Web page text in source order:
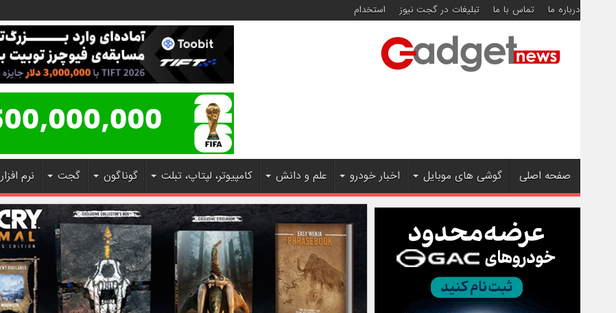
درباره ما تماس با ما تبلیغات در گجت نیوز استخدام
صفحه اصلی گوشی های موبایل اخبار خودرو علم و دانش کامپیوتر، لپتاپ، تبلت گوناگون گجت نرم افزار